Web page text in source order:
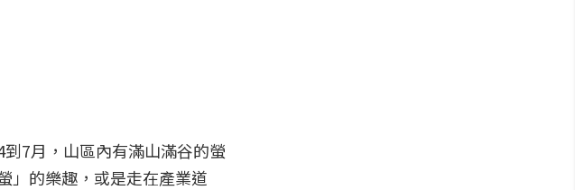
7月，山區內有滿山滿谷的螢
」的樂趣，或是走在產業道